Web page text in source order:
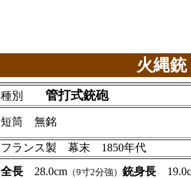
火縄
種別 管打式銃砲
短筒 無銘
フランス製 幕末 1850年代
全長 28.0cm （9寸2分強） 銃身長